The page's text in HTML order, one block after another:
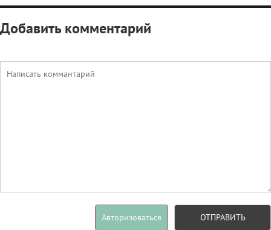
Добавить комментарий
Авторизоваться ОТПРАВИТЬ